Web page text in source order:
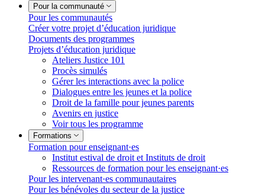
Pour la communauté
Pour les communautés
Créer votre projet d’éducation juridique
Documents des programmes
Projets d’éducation juridique
Ateliers Justice 101
Procès simulés
Gérer les interactions avec la police
Dialogues entre les jeunes et la police
Droit de la famille pour jeunes parents
Avenirs en justice
Voir tous les programme
Formations
Formation pour enseignant·es
Institut estival de droit et Instituts de droit
Ressources de formation pour les enseignant·es
Pour les intervenant·es communautaires
Pour les bénévoles du secteur de la justice